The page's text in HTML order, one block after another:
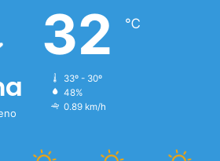
32 ℃
33º - 30º
48%
0.89 km/h